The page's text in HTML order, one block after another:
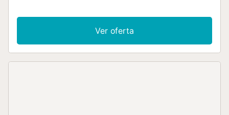
Ver oferta